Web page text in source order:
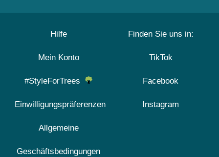
Hilfe
Mein Konto
#StyleForTrees
Einwilligungspräferenzen
Allgemeine
Geschäftsbedingungen
Finden Sie uns in:
TikTok
Facebook
Instagram